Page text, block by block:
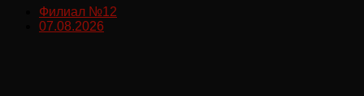
Филиал №12
07.08.2026